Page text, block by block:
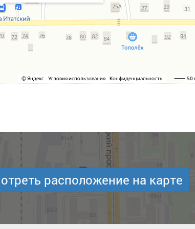
расположение на карте